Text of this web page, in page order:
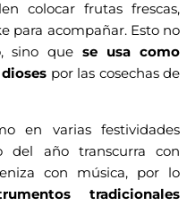
colocar frutas frescas,
para acompañar. Esto no
sino quese usa como
por las cosechas de
en varias festividades
del año transcurra con
con música, por lo
tradicionales